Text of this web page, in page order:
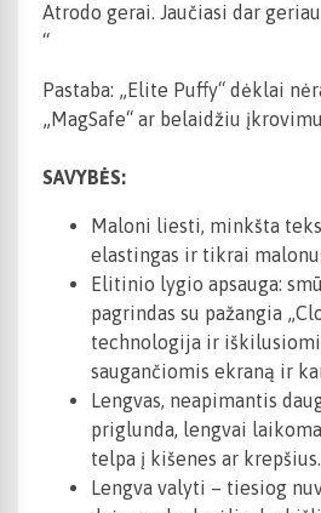
Atrodo gerai. Jaučiasi dar
“
Pastaba: „Elite Puffy“ dėklai
„MagSafe“ ar belaidžiu
SAVYBĖS:
Maloni liesti, minkšta
elastingas ir tikrai
Elitinio lygio apsauga:
pagrindas su pažangia
technologija ir
saugančiomis ekraną ir
Lengvas, neapimantis
priglunda, lengvai
telpa į kišenes ar krepšius.
Lengva valyti – tiesiog